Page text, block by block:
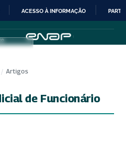
IR
PARA
CONTEÚDO
ACESSO À INFORMAÇÃO
/ Artigos
de Funcionário